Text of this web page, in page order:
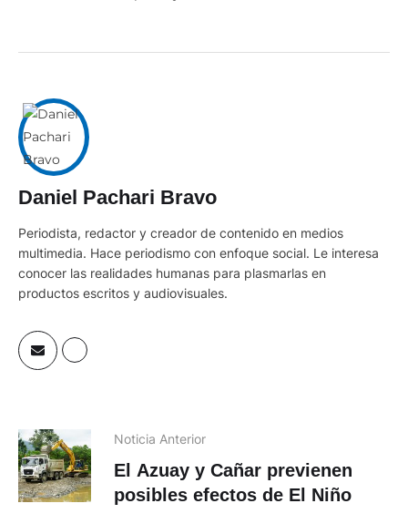
Daniel Pachari Bravo
Periodista, redactor y creador de contenido en medios
multimedia. Hace periodismo con enfoque social. Le interesa
conocer las realidades humanas para plasmarlas en
productos escritos y audiovisuales.
Noticia Anterior
El Azuay y Cañar previenen
posibles efectos de El Niño